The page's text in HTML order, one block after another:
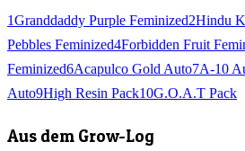
1Granddaddy Purple Feminized2Hindu
Pebbles Feminized4Forbidden Fruit
Feminized6Acapulco Gold Auto7A-10
Auto9High Resin Pack10G.O.A.T Pack
Aus dem Grow-Log